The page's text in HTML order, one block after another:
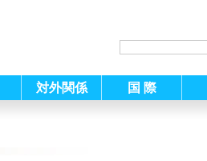
対外関係 国 際